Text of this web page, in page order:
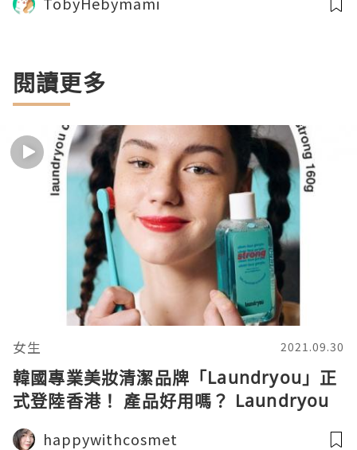
閱讀更多
女生 2021.09.30
韓國專業美妝清潔品牌「Laundryou」正
式登陸香港！ 產品好用嗎？ Laundryou
洗面是皇牌？
happywithcosmet